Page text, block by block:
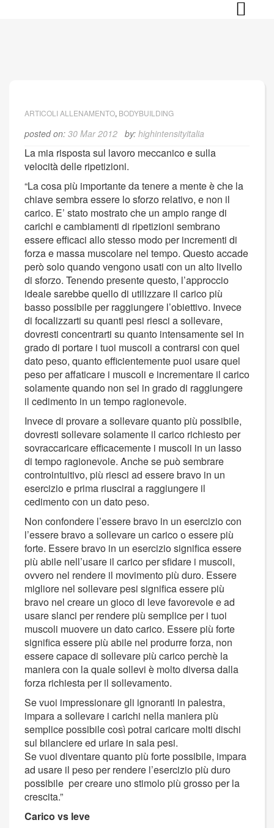
ARTICOLI ALLENAMENTO, BODYBUILDING
posted on: 30 Mar 2012 by: highintensityitalia
La mia risposta sul lavoro meccanico e sulla
velocità delle ripetizioni.
“La cosa più importante da tenere a mente è che la
chiave sembra essere lo sforzo relativo, e non il
carico. E’ stato mostrato che un ampio range di
carichi e cambiamenti di ripetizioni sembrano
essere efficaci allo stesso modo per incrementi di
forza e massa muscolare nel tempo. Questo accade
però solo quando vengono usati con un alto livello
di sforzo. Tenendo presente questo, l’approccio
ideale sarebbe quello di utilizzare il carico più
basso possibile per raggiungere l’obiettivo. Invece
di focalizzarti su quanti pesi riesci a sollevare,
dovresti concentrarti su quanto intensamente sei in
grado di portare i tuoi muscoli a contrarsi con quel
dato peso, quanto efficientemente puoi usare quel
peso per affaticare i muscoli e incrementare il carico
solamente quando non sei in grado di raggiungere
il cedimento in un tempo ragionevole.
Invece di provare a sollevare quanto più possibile,
dovresti sollevare solamente il carico richiesto per
sovraccaricare efficacemente i muscoli in un lasso
di tempo ragionevole. Anche se può sembrare
controintuitivo, più riesci ad essere bravo in un
esercizio e prima riuscirai a raggiungere il
cedimento con un dato peso.
Non confondere l’essere bravo in un esercizio con
l’essere bravo a sollevare un carico o essere più
forte. Essere bravo in un esercizio significa essere
più abile nell’usare il carico per sfidare i muscoli,
ovvero nel rendere il movimento più duro. Essere
migliore nel sollevare pesi significa essere più
bravo nel creare un gioco di leve favorevole e ad
usare slanci per rendere più semplice per i tuoi
muscoli muovere un dato carico. Essere più forte
significa essere più abile nel produrre forza, non
essere capace di sollevare più carico perchè la
maniera con la quale sollevi è molto diversa dalla
forza richiesta per il sollevamento.
Se vuoi impressionare gli ignoranti in palestra,
impara a sollevare i carichi nella maniera più
semplice possibile così potrai caricare molti dischi
sul bilanciere ed urlare in sala pesi.
Se vuoi diventare quanto più forte possibile, impara
ad usare il peso per rendere l’esercizio più duro
possibile per creare uno stimolo più grosso per la
crescita.”
Carico vs leve